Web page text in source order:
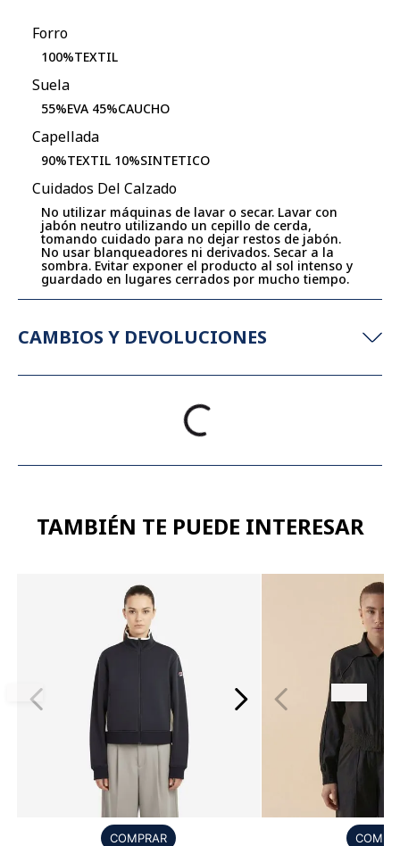
Forro
100%TEXTIL
Suela
55%EVA 45%CAUCHO
Capellada
90%TEXTIL 10%SINTETICO
Cuidados Del Calzado
No utilizar máquinas de lavar o secar. Lavar con
jabón neutro utilizando un cepillo de cerda,
tomando cuidado para no dejar restos de jabón.
No usar blanqueadores ni derivados. Secar a la
sombra. Evitar exponer el producto al sol intenso y
guardado en lugares cerrados por mucho tiempo.
CAMBIOS Y DEVOLUCIONES
TAMBIÉN TE PUEDE INTERESAR
COMPRAR